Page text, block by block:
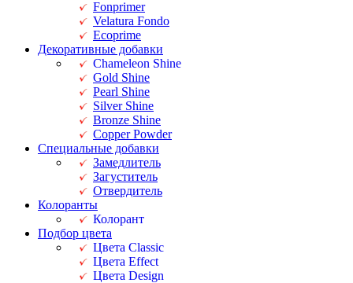
Fonprimer
Velatura Fondo
Ecoprime
Декоративные добавки
Chameleon Shine
Gold Shine
Pearl Shine
Silver Shine
Bronze Shine
Copper Powder
Специальные добавки
Замедлитель
Загуститель
Отвердитель
Колоранты
Колорант
Подбор цвета
Цвета Classic
Цвета Effect
Цвета Design